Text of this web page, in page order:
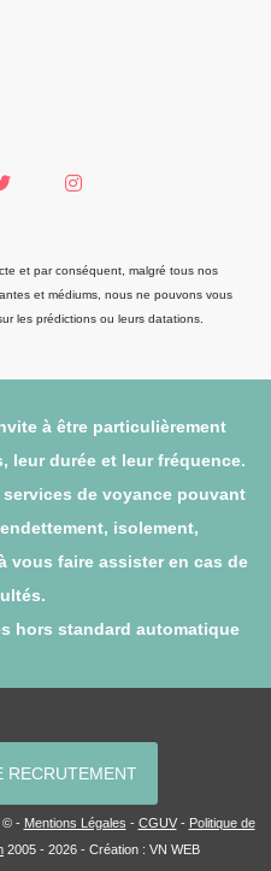
et par conséquent, malgré tous nos
et médiums, nous ne pouvons vous
les prédictions ou leurs datations.
à être particulièrement
durée et leur fréquence.
de voyance pouvant
isolement,
vous faire assister en cas de
hors standard automatique
RECRUTEMENT
© - Mentions Légales - CGUV- Politique de
2005 - 2026 - Création : VN WEB